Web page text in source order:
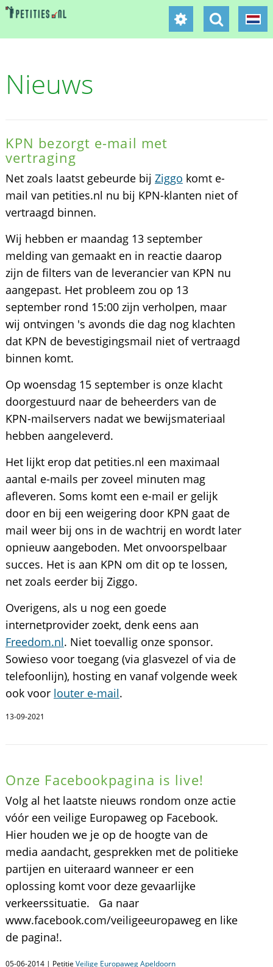
Nieuws
KPN bezorgt e-mail met
vertraging
Net zoals laatst gebeurde bij Ziggo komt e-
mail van petities.nl nu bij KPN-klanten niet of
vertraagd binnen.
Wij hebben er maandag 13 september
melding van gemaakt en in reactie daarop
zijn de filters van de leverancier van KPN nu
aangepast. Het probleem zou op 13
september rond 15:00 zijn verholpen, maar
wij ontvingen 's avonds die dag nog klachten
dat KPN de bevestigingsmail niet of vertraagd
binnen komt.
Op woensdag 15 september is onze klacht
doorgestuurd naar de beheerders van de
KPN-mailservers nadat we bewijsmateriaal
hebben aangeleverd.
Het lijkt erop dat petities.nl een maximaal
aantal e-mails per zoveel minuten mag
afleveren. Soms komt een e-mail er gelijk
door en bij een weigering door KPN gaat de
mail weer bij ons in de wachtrij en wordt later
opnieuw aangeboden. Met onvoorspelbaar
succes. Het is aan KPN om dit op te lossen,
net zoals eerder bij Ziggo.
Overigens, als u nog een goede
internetprovider zoekt, denk eens aan
Freedom.nl. Niet toevallig onze sponsor.
Sowieso voor toegang (via glasvezel of via de
telefoonlijn), hosting en vanaf volgende week
ook voor louter e-mail.
13-09-2021
Onze Facebookpagina is live!
Volg al het laatste nieuws rondom onze actie
vóór een veilige Europaweg op Facebook.
Hier houden we je op de hoogte van de
media aandacht, gesprekken met de politieke
partijen en uiteraard wanneer er een
oplossing komt voor deze gevaarlijke
verkeerssituatie. Ga naar
www.facebook.com/veiligeeuropaweg en like
de pagina!.
05-06-2014 | Petitie Veilige Europaweg Apeldoorn